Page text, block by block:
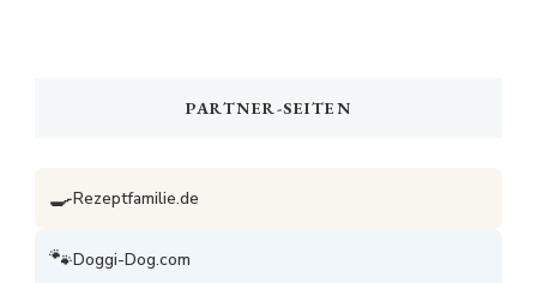
PARTNER-SEITEN
🍳Rezeptfamilie.de
🐾Doggi-Dog.com